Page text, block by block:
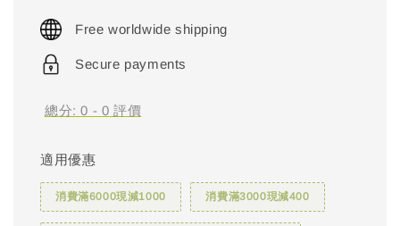
price
Free worldwide shipping
Secure payments
總分:0 - 0 評價
適用優惠
消費滿6000現減1000 消費滿3000現減400